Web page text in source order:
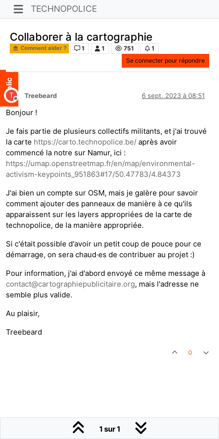
TECHNOPOLICE
Collaborer à la cartographie
Comment aider ? 1 1 751
1
Se connecter pour répondre
T
Hors-ligne
Treebeard 6 sept. 2023 à 08:51
Bonjour !
Je fais partie de plusieurs collectifs militants, et j'ai trouvé
la carte https://carto.technopolice.be/ après avoir
commencé la notre sur Namur, ici :
https://umap.openstreetmap.fr/en/map/environmental-
activism-keypoints_951863#17/50.47783/4.84373
J'ai bien un compte sur OSM, mais je galère pour savoir
comment ajouter des panneaux de manière à ce qu'ils
apparaissent sur les layers appropriées de la carte de
technopolice, de la manière appropriée.
Si c'était possible d'avoir un petit coup de pouce pour ce
démarrage, on sera chaud·es de contribuer au projet :)
Pour information, j'ai d'abord envoyé ce même message à
contact@cartographiepublicitaire.org, mais l'adresse ne
semble plus valide.
Au plaisir,
Treebeard
0
1 sur 1